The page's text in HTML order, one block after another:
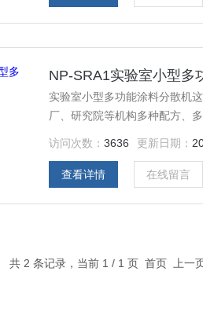
NP-SRA1实验室小型多
实验室小型多功能涂料分散机
厂、研究院等机构多种配方、
访问次数：3636 更新日期：
查看详情 在线留言
共 2 条记录，当前 1 / 1 页 首页 上一